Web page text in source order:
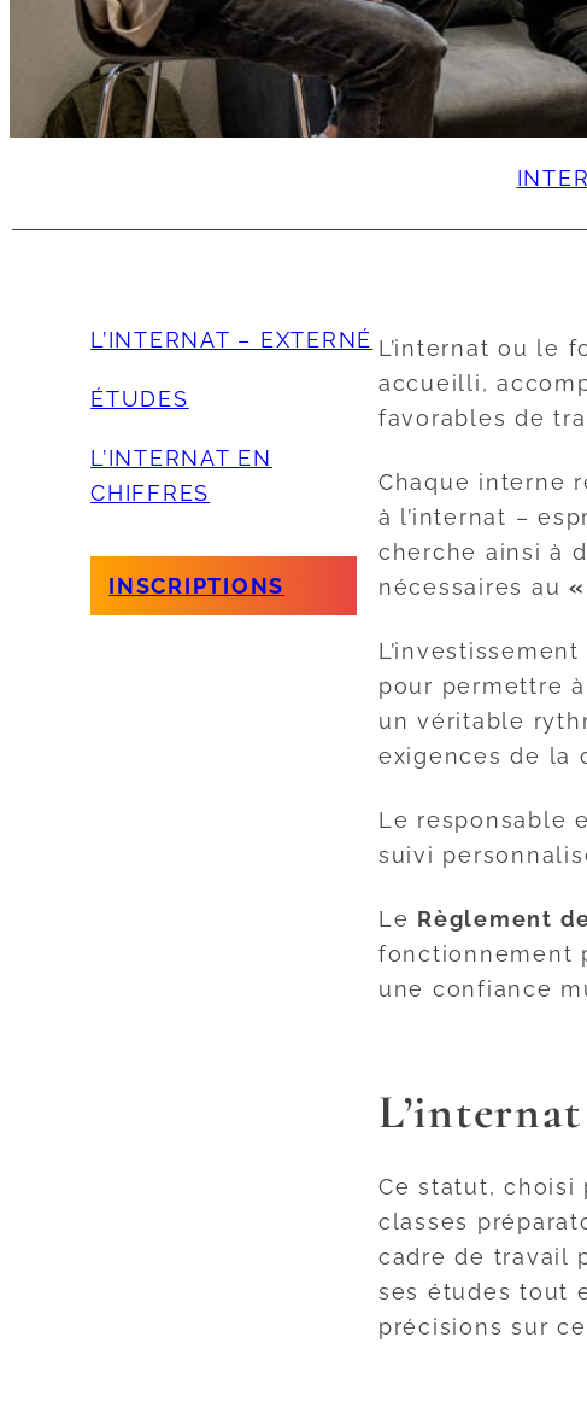
L’INTERNAT – EXTERNÉ
ÉTUDES
L’INTERNAT EN
CHIFFRES
INSCRIPTIONS
L’internat ou le
accueilli,
favorables de
Chaque interne
à l’internat –
cherche ainsi à
nécessaires au
pour permettre
un véritable
exigences de la
Le responsable
suivi
Le Règlement
fonctionnement
une confiance
Ce statut, choisi
classes
cadre de travail
ses études tout
précisions sur